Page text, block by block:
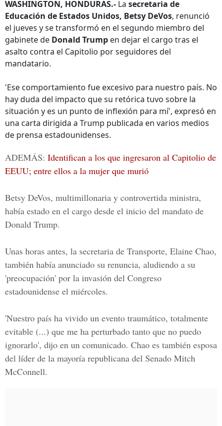
WASHINGTON, HONDURAS.- La secretaria de
Educación de Estados Unidos, Betsy DeVos, renunció
el jueves y se transformó en el segundo miembro del
gabinete de Donald Trump en dejar el cargo tras el
asalto contra el Capitolio por seguidores del
mandatario.
'Ese comportamiento fue excesivo para nuestro país. No
hay duda del impacto que su retórica tuvo sobre la
situación y es un punto de inflexión para mí', expresó en
una carta dirigida a Trump publicada en varios medios
de prensa estadounidenses.
ADEMÁS: Identifican a los que ingresaron al Capitolio de
EEUU; entre ellos a la mujer que murió
Betsy DeVos, multimillonaria y controvertida ministra,
había estado en el cargo desde el inicio del mandato de
Donald Trump.
Unas horas antes, la secretaria de Transporte, Elaine Chao,
también había anunciado su renuncia, aludiendo a su
'preocupación' por la invasión del Congreso
estadounidense el miércoles.
'Nuestro país ha vivido un evento traumático, totalmente
evitable (...) que me ha perturbado tanto que no puedo
ignorarlo', dijo en un comunicado. Chao es también esposa
del líder de la mayoría republicana del Senado Mitch
McConnell.